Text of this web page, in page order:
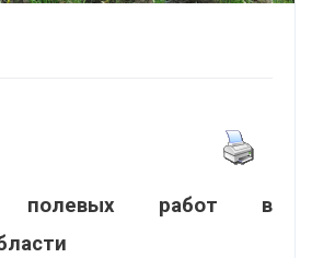
полевых работ в